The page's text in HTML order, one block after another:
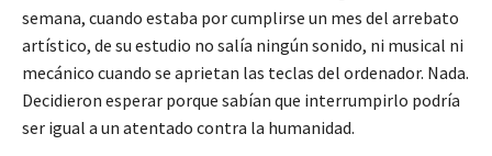
semana, cuando estaba por cumplirse un mes del arrebato
artístico, de su estudio no salía ningún sonido, ni musical ni
mecánico cuando se aprietan las teclas del ordenador. Nada.
Decidieron esperar porque sabían que interrumpirlo podría
ser igual a un atentado contra la humanidad.